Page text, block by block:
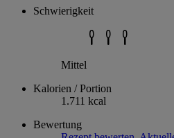
Schwierigkeit
Mittel
Kalorien / Portion
1.711 kcal
Bewertung